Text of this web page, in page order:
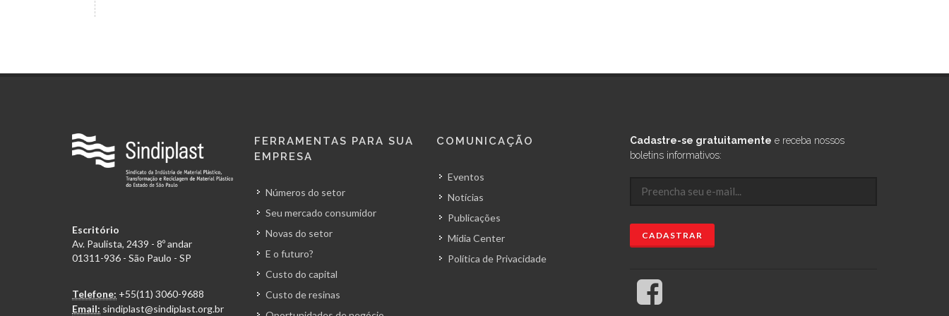
Escritório
Av. Paulista, 2439 - 8º andar
01311-936 - São Paulo - SP
Telefone: +55(11) 3060-9688
Email: sindiplast@sindiplast.org.br
FERRAMENTAS PARA SUA
EMPRESA
Números do setor
Seu mercado consumidor
Novas do setor
E o futuro?
Custo do capital
Custo de resinas
COMUNICAÇÃO
Eventos
Notícias
Publicações
Mídia Center
Política de Privacidade
Cadastre-se gratuitamente e receba nossos
boletins informativos: